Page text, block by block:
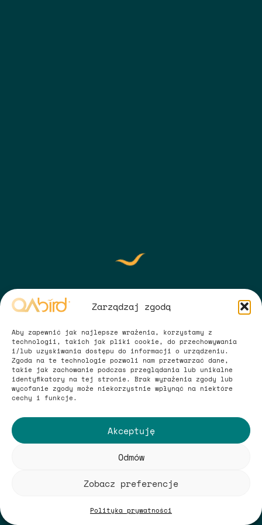
Zarządzaj zgodą
Aby zapewnić jak najlepsze wrażenia, korzystamy z
technologii, takich jak pliki cookie, do przechowywania
i/lub uzyskiwania dostępu do informacji o urządzeniu.
Zgoda na te technologie pozwoli nam przetwarzać dane,
takie jak zachowanie podczas przeglądania lub unikalne
identyfikatory na tej stronie. Brak wyrażenia zgody lub
wycofanie zgody może niekorzystnie wpłynąć na niektóre
cechy i funkcje.
Akceptuję
Odmów
Zobacz preferencje
Polityka prywatności
Wszystko na temat danych
QAbird® 2026. Wszelkie prawa zastrzeżone.
Starannie zaprojektowane przezEmpire Creative